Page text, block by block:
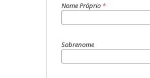
Nome Próprio *
Sobrenome